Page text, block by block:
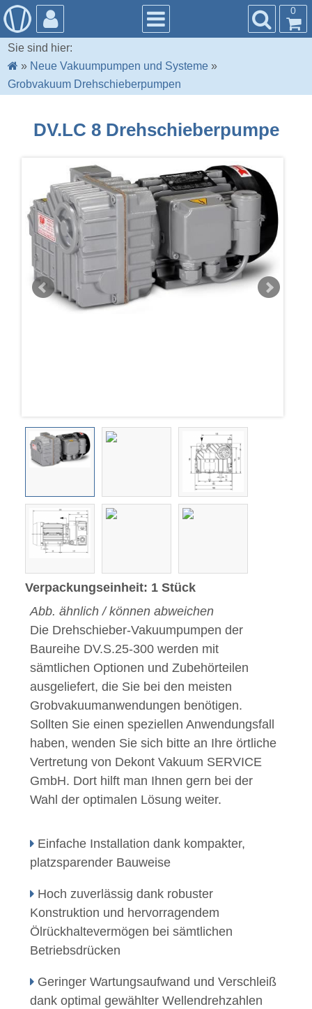
0
Sie sind hier:
» Neue Vakuumpumpen und Systeme »
Grobvakuum Drehschieberpumpen
DV.LC 8 Drehschieberpumpe
Verpackungseinheit: 1 Stück
Abb. ähnlich / können abweichen
Die Drehschieber-Vakuumpumpen der
Baureihe DV.S.25-300 werden mit
sämtlichen Optionen und Zubehörteilen
ausgeliefert, die Sie bei den meisten
Grobvakuumanwendungen benötigen.
Sollten Sie einen speziellen Anwendungsfall
haben, wenden Sie sich bitte an Ihre örtliche
Vertretung von Dekont Vakuum SERVICE
GmbH. Dort hilft man Ihnen gern bei der
Wahl der optimalen Lösung weiter.
Einfache Installation dank kompakter,
platzsparender Bauweise
Hoch zuverlässig dank robuster
Konstruktion und hervorragendem
Ölrückhaltevermögen bei sämtlichen
Betriebsdrücken
Geringer Wartungsaufwand und Verschleiß
dank optimal gewählter Wellendrehzahlen